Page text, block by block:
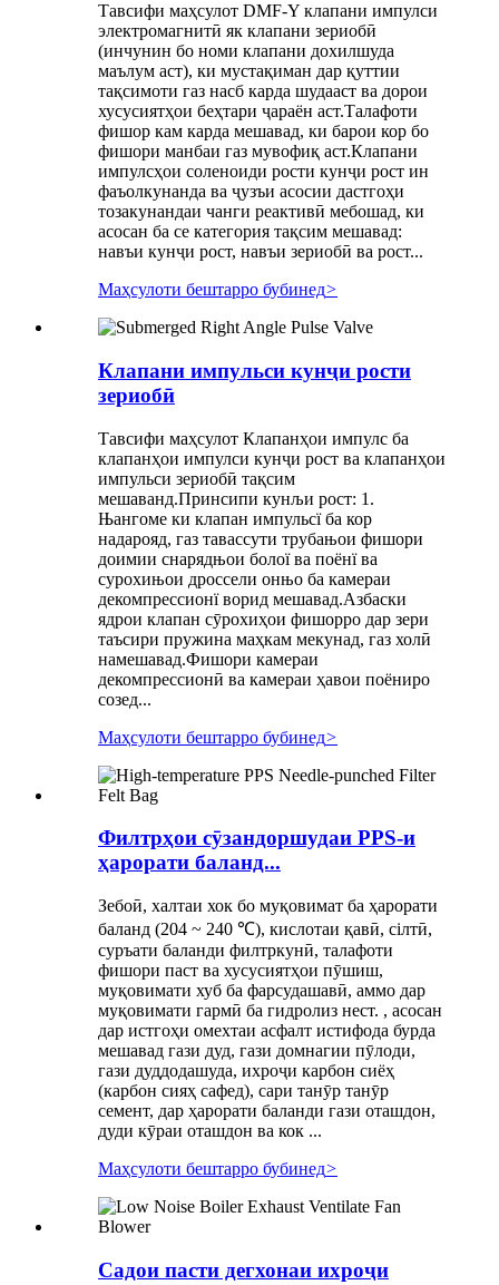
Тавсифи маҳсулот DMF-Y клапани импулси
электромагнитӣ як клапани зериобӣ
(инчунин бо номи клапани дохилшуда
маълум аст), ки мустақиман дар қуттии
тақсимоти газ насб карда шудааст ва дорои
хусусиятҳои беҳтари ҷараён аст.Талафоти
фишор кам карда мешавад, ки барои кор бо
фишори манбаи газ мувофиқ аст.Клапани
импулсҳои соленоиди рости кунҷи рост ин
фаъолкунанда ва ҷузъи асосии дастгоҳи
тозакунандаи чанги реактивӣ мебошад, ки
асосан ба се категория тақсим мешавад:
навъи кунҷи рост, навъи зериобӣ ва рост...
Маҳсулоти бештарро бубинед>
Клапани импульси кунҷи рости
зериобӣ
Тавсифи маҳсулот Клапанҳои импулс ба
клапанҳои импулси кунҷи рост ва клапанҳои
импульси зериобӣ тақсим
мешаванд.Принсипи кунљи рост: 1.
Њангоме ки клапан импульсї ба кор
надарояд, газ тавассути трубањои фишори
доимии снарядњои болої ва поёнї ва
сурохињои дроссели онњо ба камераи
декомпрессионї ворид мешавад.Азбаски
ядрои клапан сӯрохиҳои фишорро дар зери
таъсири пружина маҳкам мекунад, газ холӣ
намешавад.Фишори камераи
декомпрессионӣ ва камераи ҳавои поёниро
созед...
Маҳсулоти бештарро бубинед>
Филтрҳои сӯзандоршудаи PPS-и
ҳарорати баланд...
Зебоӣ, халтаи хок бо муқовимат ба ҳарорати
баланд (204 ~ 240 ℃), кислотаи қавӣ, сілтӣ,
суръати баланди филтркунӣ, талафоти
фишори паст ва хусусиятҳои пӯшиш,
муқовимати хуб ба фарсудашавӣ, аммо дар
муқовимати гармӣ ба гидролиз нест. , асосан
дар истгоҳи омехтаи асфалт истифода бурда
мешавад гази дуд, гази домнагии пӯлоди,
гази дуддодашуда, ихроҷи карбон сиёҳ
(карбон сияҳ сафед), сари танӯр танӯр
семент, дар ҳарорати баланди гази оташдон,
дуди кӯраи оташдон ва кок ...
Маҳсулоти бештарро бубинед>
Садои пасти дегхонаи ихроҷи